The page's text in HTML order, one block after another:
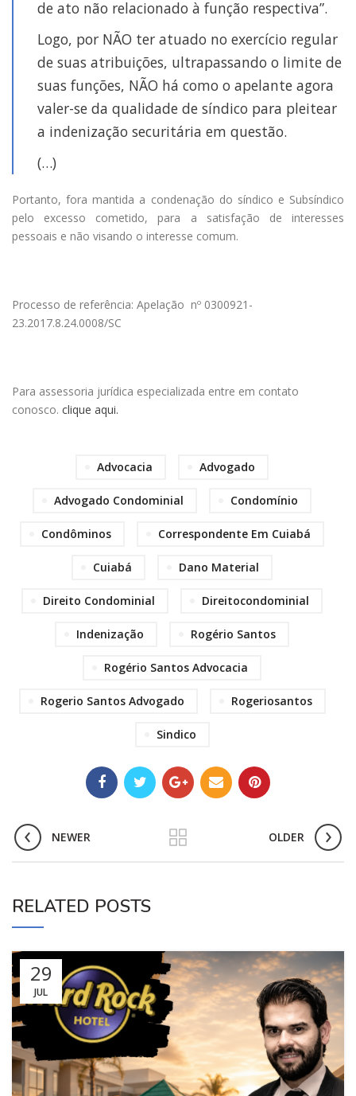
de ato não relacionado à função respectiva”.
Logo, por NÃO ter atuado no exercício regular
de suas atribuições, ultrapassando o limite de
suas funções, NÃO há como o apelante agora
valer-se da qualidade de síndico para pleitear
a indenização securitária em questão.
(…)
Portanto, fora mantida a condenação do síndico e Subsíndico
pelo excesso cometido, para a satisfação de interesses
pessoais e não visando o interesse comum.
Processo de referência: Apelação nº 0300921-
23.2017.8.24.0008/SC
Para assessoria jurídica especializada entre em contato
conosco. clique aqui.
Advocacia Advogado
Advogado Condominial Condomínio
Condôminos Correspondente Em Cuiabá
Cuiabá Dano Material
Direito Condominial Direitocondominial
Indenização Rogério Santos
Rogério Santos Advocacia
Rogerio Santos Advogado Rogeriosantos
Sindico
NEWER OLDER
RELATED POSTS
29
JUL